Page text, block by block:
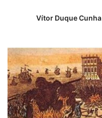
Vítor Duque Cunha